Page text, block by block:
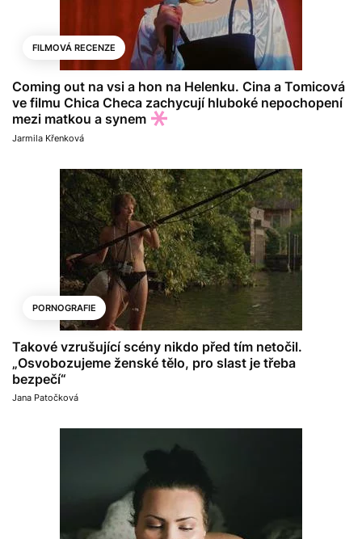
FILMOVÁ RECENZE
Coming out na vsi a hon na Helenku. Cina a Tomicová
ve filmu Chica Checa zachycují hluboké nepochopení
mezi matkou a synem
Jarmila Křenková
PORNOGRAFIE
Takové vzrušující scény nikdo před tím netočil.
„Osvobozujeme ženské tělo, pro slast je třeba
bezpečí“
Jana Patočková